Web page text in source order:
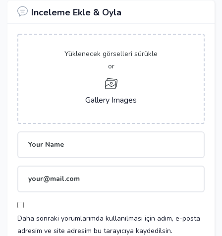
Inceleme Ekle & Oyla
Yüklenecek görselleri sürükle
or
Gallery Images
Daha sonraki yorumlarımda kullanılması için adım, e-posta
adresim ve site adresim bu tarayıcıya kaydedilsin.